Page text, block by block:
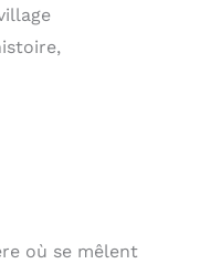
où se mêlent